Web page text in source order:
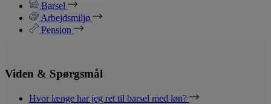
Barsel
Arbejdsmiljø
Pension
Viden & Spørgsmål
Hvor længe har jeg ret til barsel med løn?